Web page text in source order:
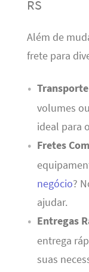
RS
Além de
frete para
volumes
ideal para
Fretes
negócio?
ajudar.
Entregas
entrega
suas